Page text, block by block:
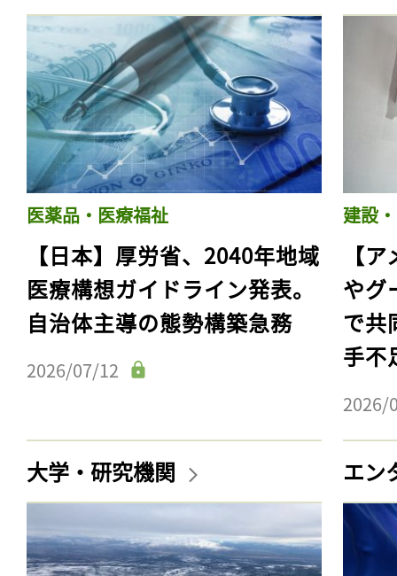
医薬品・医療福祉
【日本】厚労省、2040年地域
医療構想ガイドライン発表。
自治体主導の態勢構築急務
2026/07/12
建設
【
やグ
で共
手不
2026/
大学・研究機関 エン